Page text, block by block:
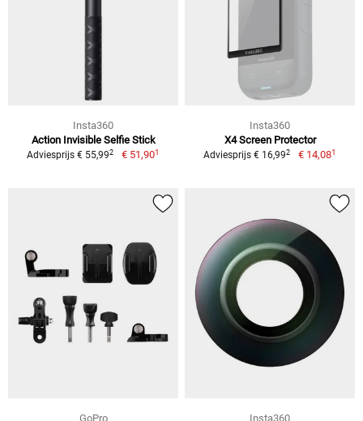
Insta360
Action Invisible Selfie Stick
Adviesprijs € 55,992 € 51,901
Insta360
X4 Screen Protector
Adviesprijs € 16,992 € 14,081
GoPro
Insta360